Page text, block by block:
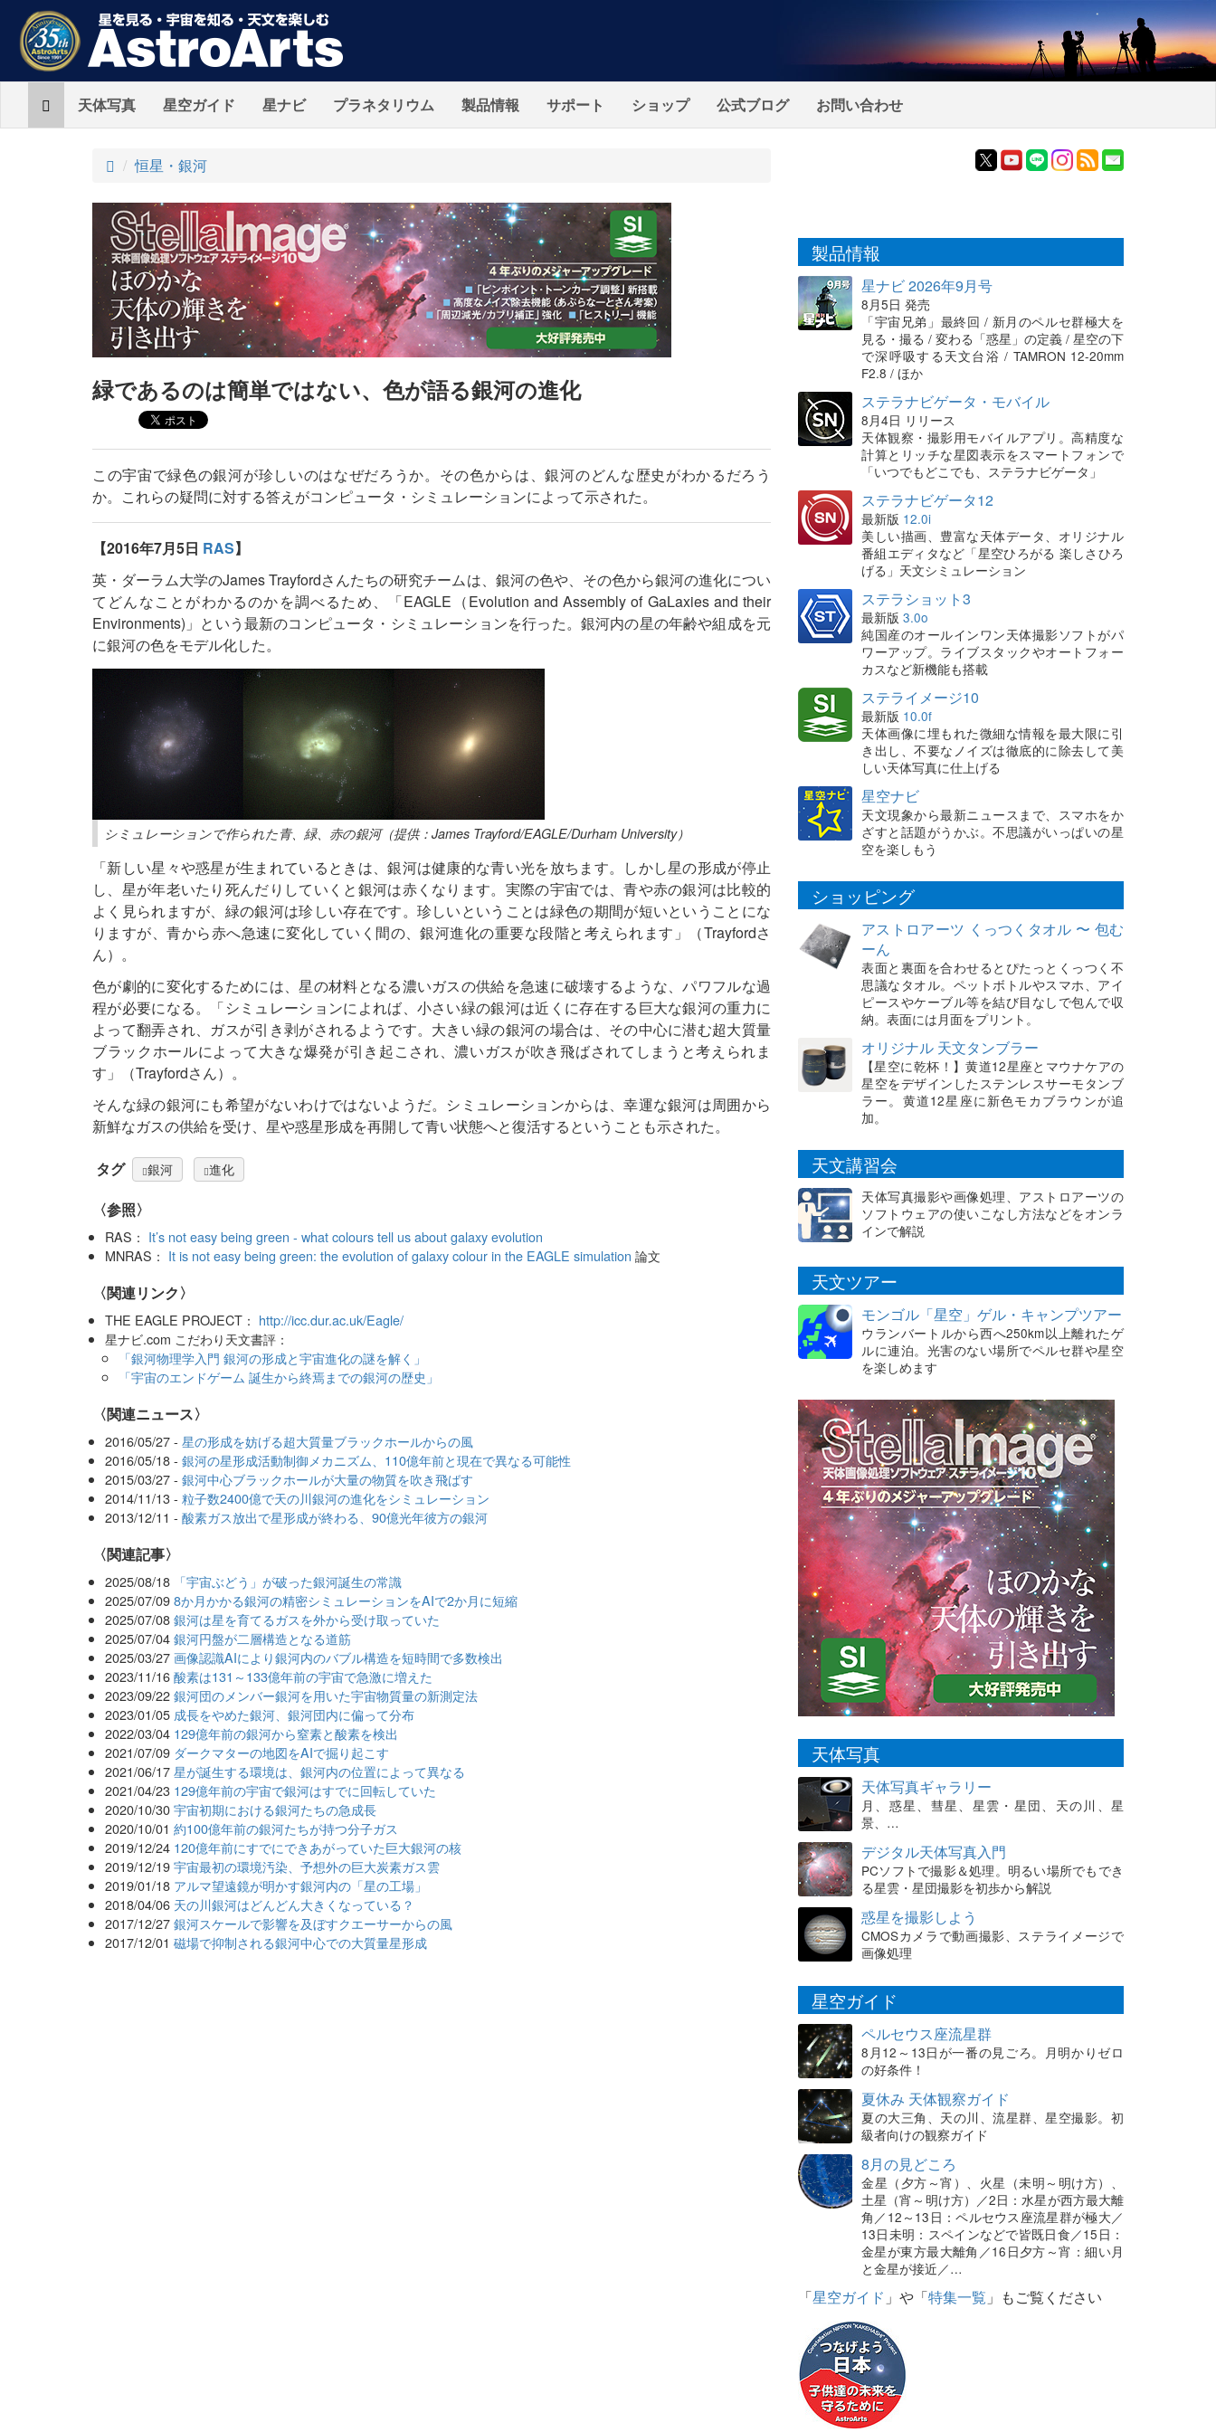
Home天体写真 星空ガイド 星ナビ プラネタリウム 製品情報 サポート ショップ 公式ブログ お問い合わせ
ト
プ
恒星・銀河
緑であるのは簡単ではない、色が語る銀河の進化
この宇宙で緑色の銀河が珍しいのはなぜだろうか。その色からは、銀河のどんな歴史がわかるだろう
か。これらの疑問に対する答えがコンピュータ・シミュレーションによって示された。
【2016年7月5日 RAS】
英・ダーラム大学のJames Trayfordさんたちの研究チームは、銀河の色や、その色から銀河の進化につい
てどんなことがわかるのかを調べるため、「EAGLE（Evolution and Assembly of GaLaxies and their
Environments)」という最新のコンピュータ・シミュレーションを行った。銀河内の星の年齢や組成を元
に銀河の色をモデル化した。
シミュレーションで作られた青、緑、赤の銀河（提供：James Trayford/EAGLE/Durham University）
「新しい星々や惑星が生まれているときは、銀河は健康的な青い光を放ちます。しかし星の形成が停止
し、星が年老いたり死んだりしていくと銀河は赤くなります。実際の宇宙では、青や赤の銀河は比較的
よく見られますが、緑の銀河は珍しい存在です。珍しいということは緑色の期間が短いということにな
りますが、青から赤へ急速に変化していく間の、銀河進化の重要な段階と考えられます」（Trayfordさ
ん）。
色が劇的に変化するためには、星の材料となる濃いガスの供給を急速に破壊するような、パワフルな過
程が必要になる。「シミュレーションによれば、小さい緑の銀河は近くに存在する巨大な銀河の重力に
よって翻弄され、ガスが引き剥がされるようです。大きい緑の銀河の場合は、その中心に潜む超大質量
ブラックホールによって大きな爆発が引き起こされ、濃いガスが吹き飛ばされてしまうと考えられま
す」（Trayfordさん）。
そんな緑の銀河にも希望がないわけではないようだ。シミュレーションからは、幸運な銀河は周囲から
新鮮なガスの供給を受け、星や惑星形成を再開して青い状態へと復活するということも示された。
タグ 銀河 進化
〈参照〉
RAS： It’s not easy being green - what colours tell us about galaxy evolution
MNRAS： It is not easy being green: the evolution of galaxy colour in the EAGLE simulation 論文
〈関連リンク〉
THE EAGLE PROJECT： http://icc.dur.ac.uk/Eagle/
星ナビ.com こだわり天文書評：
「銀河物理学入門 銀河の形成と宇宙進化の謎を解く」
「宇宙のエンドゲーム 誕生から終焉までの銀河の歴史」
〈関連ニュース〉
2016/05/27 -星の形成を妨げる超大質量ブラックホールからの風
2016/05/18 -銀河の星形成活動制御メカニズム、110億年前と現在で異なる可能性
2015/03/27 -銀河中心ブラックホールが大量の物質を吹き飛ばす
2014/11/13 -粒子数2400億で天の川銀河の進化をシミュレーション
2013/12/11 -酸素ガス放出で星形成が終わる、90億光年彼方の銀河
関連記事
2025/08/18 「宇宙ぶどう」が破った銀河誕生の常識
2025/07/09 8か月かかる銀河の精密シミュレーションをAIで2か月に短縮
2025/07/08 銀河は星を育てるガスを外から受け取っていた
2025/07/04 銀河円盤が二層構造となる道筋
2025/03/27 画像認識AIにより銀河内のバブル構造を短時間で多数検出
2023/11/16 酸素は131～133億年前の宇宙で急激に増えた
2023/09/22 銀河団のメンバー銀河を用いた宇宙物質量の新測定法
2023/01/05 成長をやめた銀河、銀河団内に偏って分布
2022/03/04 129億年前の銀河から窒素と酸素を検出
2021/07/09 ダークマターの地図をAIで掘り起こす
2021/06/17 星が誕生する環境は、銀河内の位置によって異なる
2021/04/23 129億年前の宇宙で銀河はすでに回転していた
2020/10/30 宇宙初期における銀河たちの急成長
2020/10/01 約100億年前の銀河たちが持つ分子ガス
2019/12/24 120億年前にすでにできあがっていた巨大銀河の核
2019/12/19 宇宙最初の環境汚染、予想外の巨大炭素ガス雲
2019/01/18 アルマ望遠鏡が明かす銀河内の「星の工場」
2018/04/06 天の川銀河はどんどん大きくなっている？
2017/12/27 銀河スケールで影響を及ぼすクエーサーからの風
2017/12/01 磁場で抑制される銀河中心での大質量星形成
製品情報
星ナビ 2026年9月号
8月5日 発売
「宇宙兄弟」最終回 / 新月のペルセ群極大を
見る・撮る / 変わる「惑星」の定義 / 星空の下
で深呼吸する天文台浴 / TAMRON 12-20mm
F2.8 / ほか
ステラナビゲータ・モバイル
8月4日 リリース
天体観察・撮影用モバイルアプリ。高精度な
計算とリッチな星図表示をスマートフォンで
「いつでもどこでも、ステラナビゲータ」
ステラナビゲータ12
最新版 12.0i
美しい描画、豊富な天体データ、オリジナル
番組エディタなど「星空ひろがる 楽しさひろ
げる」天文シミュレーション
ステラショット3
最新版 3.0o
純国産のオールインワン天体撮影ソフトがパ
ワーアップ。ライブスタックやオートフォー
カスなど新機能も搭載
ステライメージ10
最新版 10.0f
天体画像に埋もれた微細な情報を最大限に引
き出し、不要なノイズは徹底的に除去して美
しい天体写真に仕上げる
星空ナビ
天文現象から最新ニュースまで、スマホをか
ざすと話題がうかぶ。不思議がいっぱいの星
空を楽しもう
ショッピング
アストロアーツ くっつくタオル 〜 包む
ーん
表面と裏面を合わせるとぴたっとくっつく不
思議なタオル。ペットボトルやスマホ、アイ
ピースやケーブル等を結び目なしで包んで収
納。表面には月面をプリント。
オリジナル 天文タンブラー
【星空に乾杯！】黄道12星座とマウナケアの
星空をデザインしたステンレスサーモタンブ
ラー。黄道12星座に新色モカブラウンが追
加。
天文講習会
天体写真撮影や画像処理、アストロアーツの
ソフトウェアの使いこなし方法などをオンラ
インで解説
天文ツアー
モンゴル「星空」ゲル・キャンプツアー
ウランバートルから西へ250km以上離れたゲ
ルに連泊。光害のない場所でペルセ群や星空
を楽しめます
天体写真
天体写真ギャラリー
月、惑星、彗星、星雲・星団、天の川、星
景、…
デジタル天体写真入門
PCソフトで撮影＆処理。明るい場所でもでき
る星雲・星団撮影を初歩から解説
惑星を撮影しよう
CMOSカメラで動画撮影、ステライメージで
画像処理
星空ガイド
ペルセウス座流星群
8月12～13日が一番の見ごろ。月明かりゼロ
の好条件！
夏休み 天体観察ガイド
夏の大三角、天の川、流星群、星空撮影。初
級者向けの観察ガイド
8月の見どころ
金星（夕方～宵）、火星（未明～明け方）、
土星（宵～明け方）／2日：水星が西方最大離
角／12～13日：ペルセウス座流星群が極大／
13日未明：スペインなどで皆既日食／15日：
金星が東方最大離角／16日夕方～宵：細い月
と金星が接近／…
「星空ガイド 」や「特集一覧 」もご覧ください